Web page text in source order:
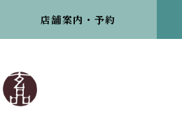
店舗案内・予約